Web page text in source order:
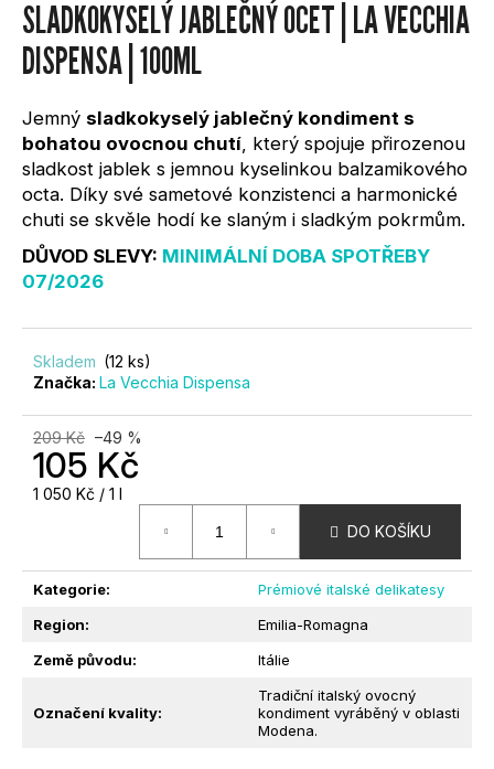
produktu
je
0,0
z
hvězdiček.
SLADKOKYSELÝ JABLEČNÝ OCET | LA VECCHIA
DISPENSA | 100ML
Jemný sladkokyselý jablečný kondiment s
bohatou ovocnou chutí , který spojuje přirozenou
sladkost jablek s jemnou kyselinkou balzamikového
octa. Díky své sametové konzistenci a harmonické
chuti se skvěle hodí ke slaným i sladkým pokrmům.
DŮVOD SLEVY: MINIMÁLNÍ DOBA SPOTŘEBY
07/2026
Skladem (12 ks)
Značka: La Vecchia Dispensa
209 Kč –49 %
105 Kč
Měrná
1 050 Kč / 1 l
DO KOŠÍKU
Kategorie:
Prémiové italské delikatesy
Region:
Emilia-Romagna
Země původu: Itálie
Označení kvality:
Tradiční italský ovocný
kondiment vyráběný v oblasti
Modena.
U
J
E
T
E
N
A
Í
T